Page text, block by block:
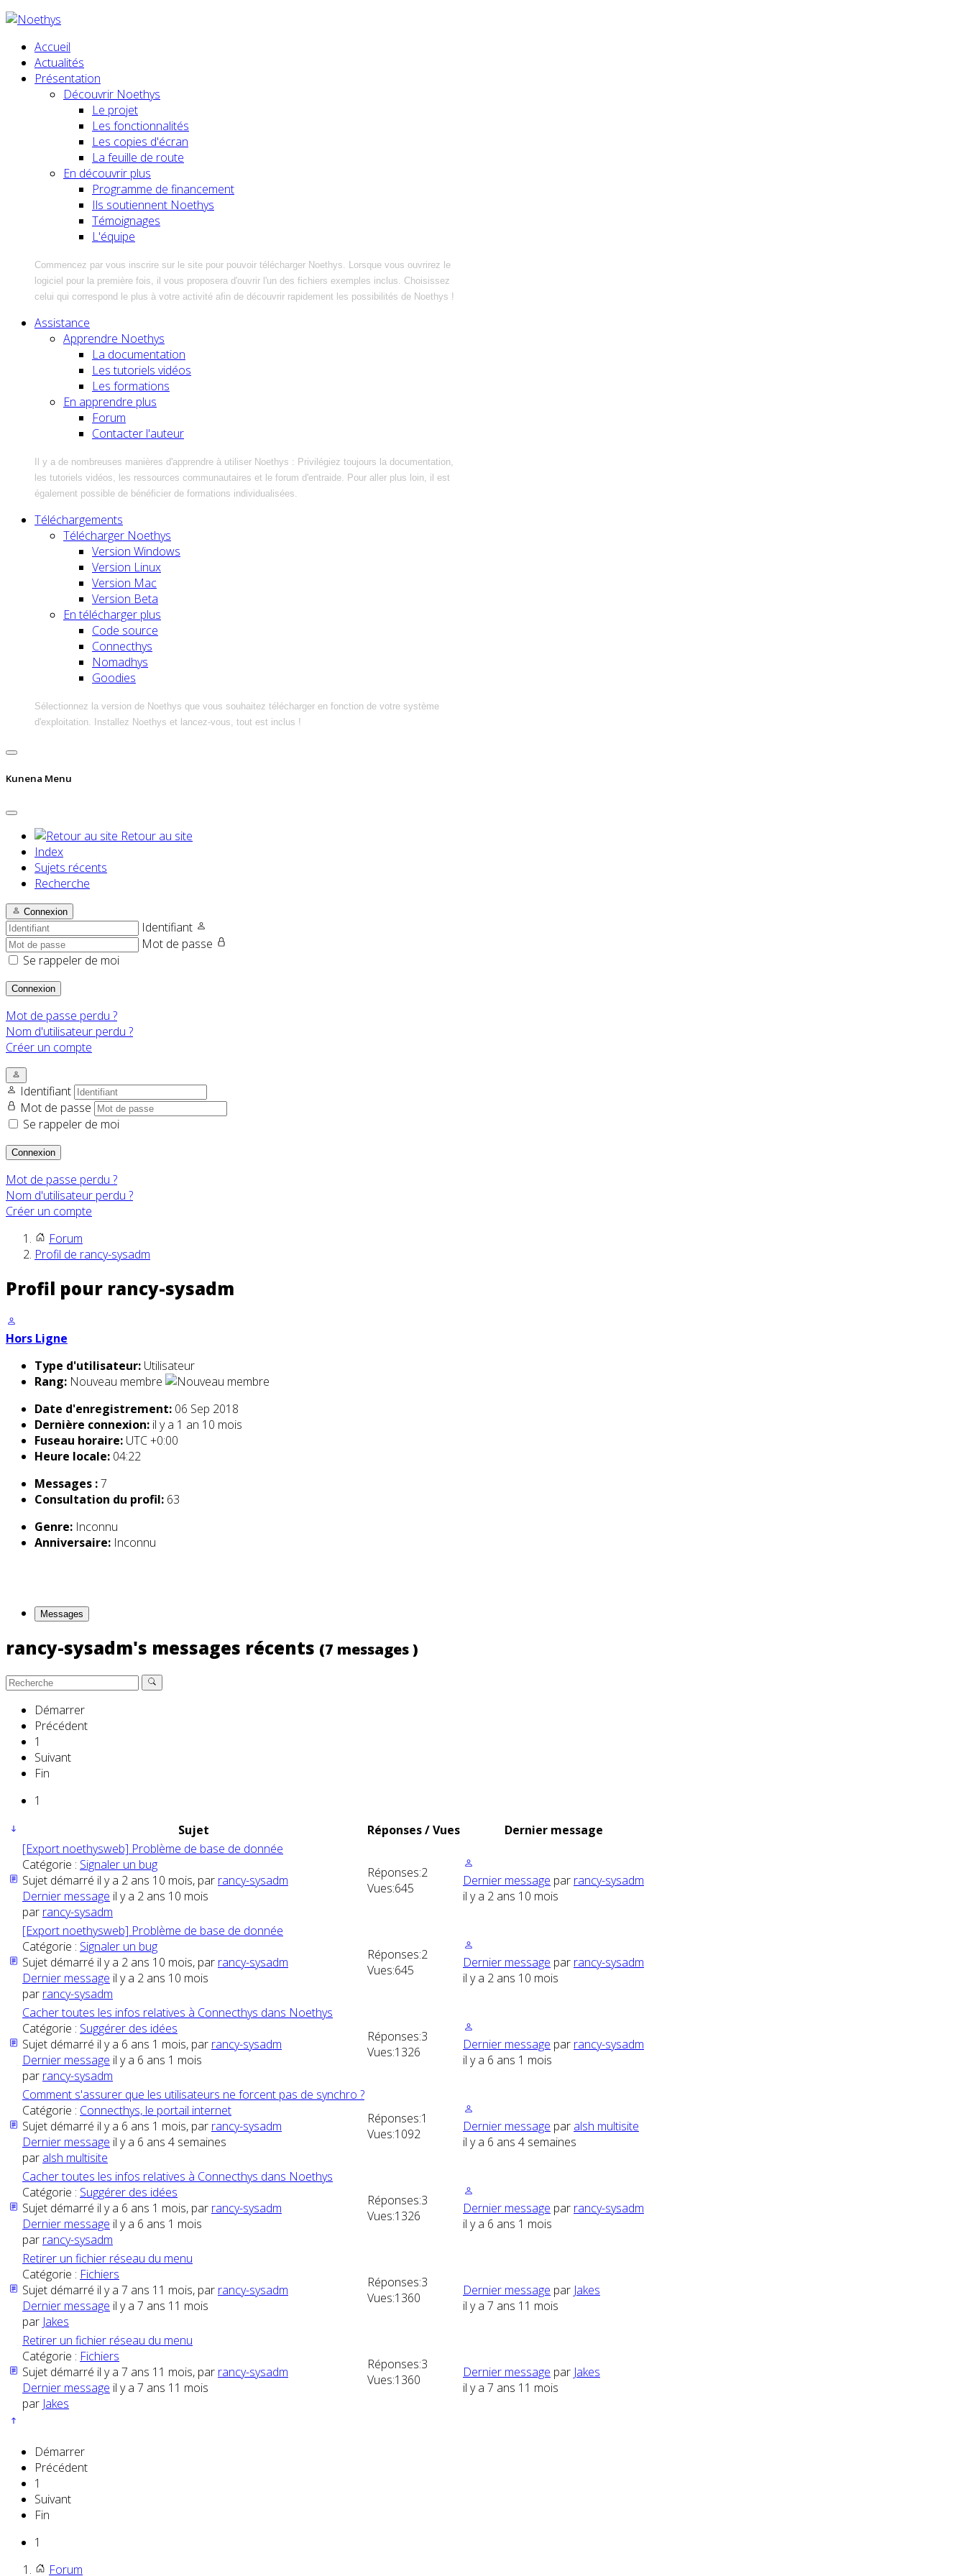
Accueil
Actualités
Présentation
Découvrir Noethys
Le projet
Les fonctionnalités
Les copies d'écran
La feuille de route
En découvrir plus
Programme de financement
Ils soutiennent Noethys
Témoignages
L'équipe
Commencez par vous inscrire sur le site pour pouvoir télécharger Noethys. Lorsque vous ouvrirez le
logiciel pour la première fois, il vous proposera d'ouvrir l'un des fichiers exemples inclus. Choisissez
celui qui correspond le plus à votre activité afin de découvrir rapidement les possibilités de Noethys !
Assistance
Apprendre Noethys
La documentation
Les tutoriels vidéos
Les formations
En apprendre plus
Forum
Contacter l'auteur
Il y a de nombreuses manières d'apprendre à utiliser Noethys : Privilégiez toujours la documentation,
les tutoriels vidéos, les ressources communautaires et le forum d'entraide. Pour aller plus loin, il est
également possible de bénéficier de formations individualisées.
Téléchargements
Télécharger Noethys
Version Windows
Version Linux
Version Mac
Version Beta
En télécharger plus
Code source
Connecthys
Nomadhys
Goodies
Sélectionnez la version de Noethys que vous souhaitez télécharger en fonction de votre système
d'exploitation. Installez Noethys et lancez-vous, tout est inclus !
Kunena Menu
Retour au site
Index
Sujets récents
Recherche
Connexion
Identifiant
Mot de passe
Se rappeler de moi
Connexion
Mot de passe perdu ?
Nom d'utilisateur perdu ?
Créer un compte
Identifiant
Mot de passe
Se rappeler de moi
Connexion
Mot de passe perdu ?
Nom d'utilisateur perdu ?
Créer un compte
Forum
Profil de rancy-sysadm
Profil pour rancy-sysadm
Hors Ligne
Type d'utilisateur: Utilisateur
Rang: Nouveau membre
Date d'enregistrement: 06 Sep 2018
Dernière connexion: il y a 1 an 10 mois
Fuseau horaire: UTC +0:00
Heure locale: 04:22
Messages :7
Consultation du profil: 63
Genre: Inconnu
Anniversaire: Inconnu
Messages
rancy-sysadm's messages récents (7 messages )
Démarrer
Précédent
1
Suivant
Fin
1
Sujet
Réponses / Vues
Dernier message
[Export noethysweb] Problème de base de donnée
Catégorie : Signaler un bug
Sujet démarré il y a 2 ans 10 mois, par rancy-sysadm
Dernier message il y a 2 ans 10 mois
par rancy-sysadm
Réponses:2
Vues:645 Dernier message par rancy-sysadm
il y a 2 ans 10 mois
[Export noethysweb] Problème de base de donnée
Catégorie : Signaler un bug
Sujet démarré il y a 2 ans 10 mois, par rancy-sysadm
Dernier message il y a 2 ans 10 mois
par rancy-sysadm
Réponses:2
Vues:645 Dernier message par rancy-sysadm
il y a 2 ans 10 mois
Cacher toutes les infos relatives à Connecthys dans Noethys
Catégorie : Suggérer des idées
Sujet démarré il y a 6 ans 1 mois, par rancy-sysadm
Dernier message il y a 6 ans 1 mois
par rancy-sysadm
Réponses:3
Vues:1326 Dernier message par rancy-sysadm
il y a 6 ans 1 mois
Comment s'assurer que les utilisateurs ne forcent pas de synchro ?
Catégorie : Connecthys, le portail internet
Sujet démarré il y a 6 ans 1 mois, par rancy-sysadm
Dernier message il y a 6 ans 4 semaines
par alsh multisite
Réponses:1
Vues:1092 Dernier message par alsh multisite
il y a 6 ans 4 semaines
Cacher toutes les infos relatives à Connecthys dans Noethys
Catégorie : Suggérer des idées
Sujet démarré il y a 6 ans 1 mois, par rancy-sysadm
Dernier message il y a 6 ans 1 mois
par rancy-sysadm
Réponses:3
Vues:1326 Dernier message par rancy-sysadm
il y a 6 ans 1 mois
Retirer un fichier réseau du menu
Catégorie : Fichiers
Sujet démarré il y a 7 ans 11 mois, par rancy-sysadm
Dernier message il y a 7 ans 11 mois
par Jakes
Réponses:3
Vues:1360 Dernier message par Jakes
il y a 7 ans 11 mois
Retirer un fichier réseau du menu
Catégorie : Fichiers
Sujet démarré il y a 7 ans 11 mois, par rancy-sysadm
Dernier message il y a 7 ans 11 mois
par Jakes
Réponses:3
Vues:1360 Dernier message par Jakes
il y a 7 ans 11 mois
Démarrer
Précédent
1
Suivant
Fin
1
Forum